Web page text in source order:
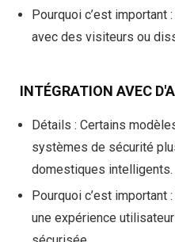
Pourquoi c’est important
avec des visiteurs ou
INTÉGRATION AVEC
Détails : Certains
systèmes de sécurité
domestiques intelligents.
Pourquoi c’est important
une expérience